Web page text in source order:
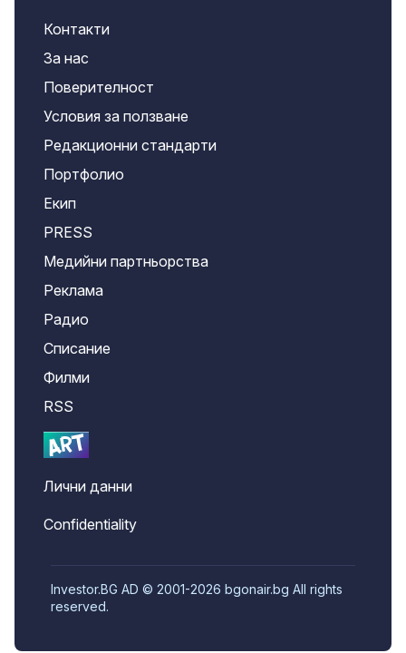
Контакти
За нас
Поверителност
Условия за ползване
Редакционни стандарти
Портфолио
Екип
PRESS
Медийни партньорства
Реклама
Радио
Списание
Филми
RSS
Лични данни
Confidentiality
Investor.BG AD © 2001-2026 bgonair.bg All rights
reserved.